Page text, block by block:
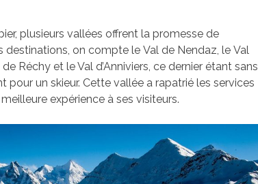
plusieurs vallées offrent la promesse de
destinations, on compte le Val de Nendaz, le Val
Réchy et le Val d’Anniviers, ce dernier étant sans
pour un skieur. Cette vallée a rapatrié les services
expérience à ses visiteurs.